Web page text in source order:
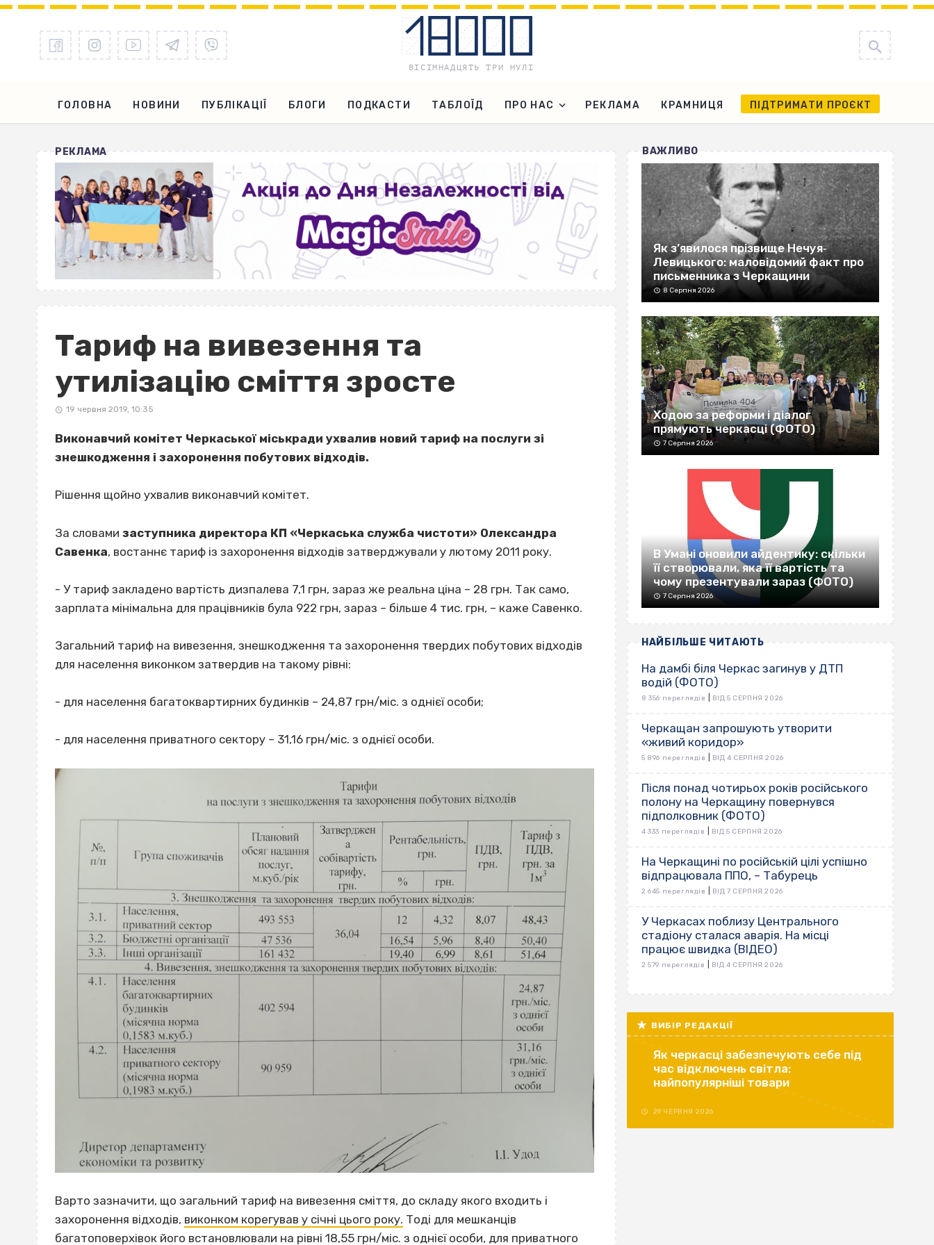
ГОЛОВНА НОВИНИ ПУБЛІКАЦІЇ БЛОГИ ПОДКАСТИ ТАБЛОЇД ПРО НАС РЕКЛАМА КРАМНИЦЯ ПІДТРИМАТИ ПРОЄКТ
РЕКЛАМА
Тариф на вивезення та
утилізацію сміття зросте
19 червня 2019, 10:35
Виконавчий комітет Черкаської міськради ухвалив новий тариф на послуги зі
знешкодження і захоронення побутових відходів.
Рішення щойно ухвалив виконавчий комітет.
За словами заступника директора КП «Черкаська служба чистоти» Олександра
Савенка, востаннє тариф із захоронення відходів затверджували у лютому 2011 року.
- У тариф закладено вартість дизпалева 7,1 грн, зараз же реальна ціна – 28 грн. Так само,
зарплата мінімальна для працівників була 922 грн, зараз – більше 4 тис. грн, – каже Савенко.
Загальний тариф на вивезення, знешкодження та захоронення твердих побутових відходів
для населення виконком затвердив на такому рівні:
- для населення багатоквартирних будинків – 24,87 грн/міс. з однієї особи;
- для населення приватного сектору – 31,16 грн/міс. з однієї особи.
Варто зазначити, що загальний тариф на вивезення сміття, до складу якого входить і
захоронення відходів, виконком корегував у січні цього року. Тоді для мешканців
багатоповерхівок його встановлювали на рівні 18,55 грн/міс. з однієї особи, для приватного
ВАЖЛИВО
Як з’явилося прізвище Нечуя‐
Левицького: маловідомий факт про
письменника з Черкащини
8 Серпня 2026
Ходою за реформи і діалог
прямують черкасці (ФОТО)
7 Серпня 2026
В Умані оновили айдентику: скільки
її створювали, яка її вартість та
чому презентували зараз (ФОТО)
7 Серпня 2026
НАЙБІЛЬШЕ ЧИТАЮТЬ
На дамбі біля Черкас загинув у ДТП
водій (ФОТО)
8 356 переглядів ВІД 5 СЕРПНЯ 2026
Черкащан запрошують утворити
«живий коридор»
5 896 переглядів ВІД 4 СЕРПНЯ 2026
Після понад чотирьох років російського
полону на Черкащину повернувся
підполковник (ФОТО)
4 333 переглядів ВІД 5 СЕРПНЯ 2026
На Черкащині по російській цілі успішно
відпрацювала ППО, – Табурець
2 645 переглядів ВІД 7 СЕРПНЯ 2026
У Черкасах поблизу Центрального
стадіону сталася аварія. На місці
працює швидка (ВІДЕО)
2 579 переглядів ВІД 4 СЕРПНЯ 2026
ВИБІР РЕДАКЦІЇ
Як черкасці забезпечують себе під
час відключень світла:
найпопулярніші товари
29 ЧЕРВНЯ 2026